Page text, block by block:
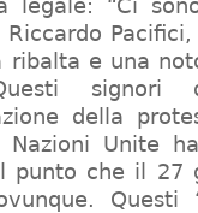
legale: “Ci
Riccardo
ribalta e una
della
Nazioni Unite
punto che il 27